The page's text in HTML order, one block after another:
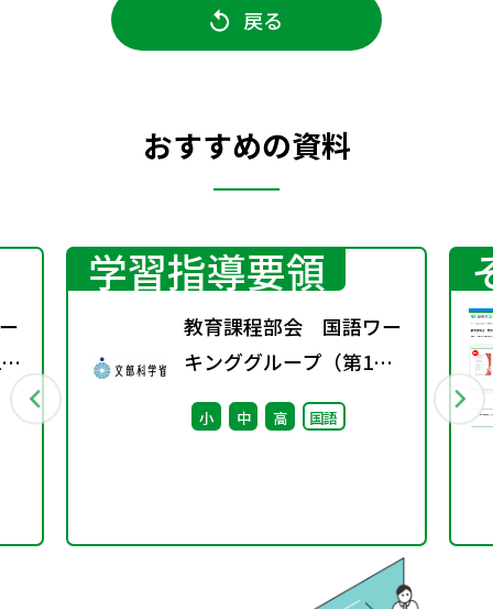
戻る
おすすめの資料
学習指導要領
教育課程部会 国語ワー
キンググループ（第1
回） 配付資料
小 中 高 国語